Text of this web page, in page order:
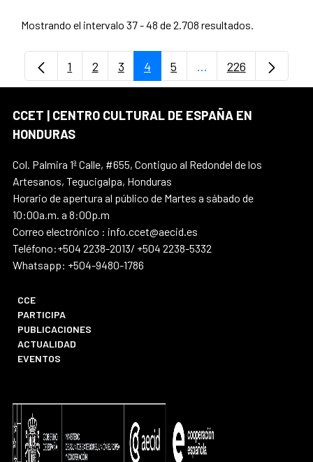
Mostrando el intervalo 37 - 48 de 2.708 resultados.
Página
1 Página
2 Página
3 Página
4 Página
5 ...Páginas intermedias
Página
226
CCET | CENTRO CULTURAL DE ESPAÑA EN
HONDURAS
Col. Palmira 1ª Calle, #655, Contiguo al Redondel de los
Artesanos, Tegucigalpa, Honduras
Horario de apertura al público de Martes a sábado de
10:00a.m. a 8:00p.m
Correo electrónico : info.ccet@aecid.es
Teléfono:+504 2238-2013/ +504 2238-5332
Whatsapp: +504-9480-1786
CCE
PARTICIPA
PUBLICACIONES
ACTUALIDAD
EVENTOS